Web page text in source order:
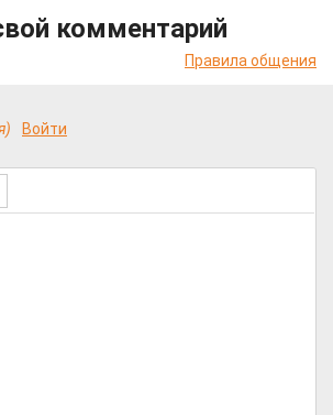
комментарий
Правила общения
Войти